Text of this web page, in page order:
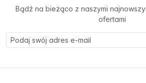
Bądź na bieżąco z naszymi
ofertami